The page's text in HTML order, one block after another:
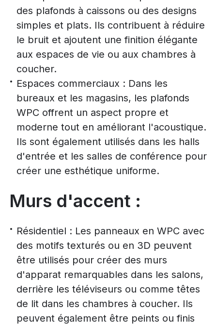
des plafonds à caissons ou des designs
simples et plats. Ils contribuent à réduire
le bruit et ajoutent une finition élégante
aux espaces de vie ou aux chambres à
coucher.
Espaces commerciaux : Dans les
bureaux et les magasins, les plafonds
WPC offrent un aspect propre et
moderne tout en améliorant l'acoustique.
Ils sont également utilisés dans les halls
d'entrée et les salles de conférence pour
créer une esthétique uniforme.
Murs d'accent :
Résidentiel : Les panneaux en WPC avec
des motifs texturés ou en 3D peuvent
être utilisés pour créer des murs
d'apparat remarquables dans les salons,
derrière les téléviseurs ou comme têtes
de lit dans les chambres à coucher. Ils
peuvent également être peints ou finis